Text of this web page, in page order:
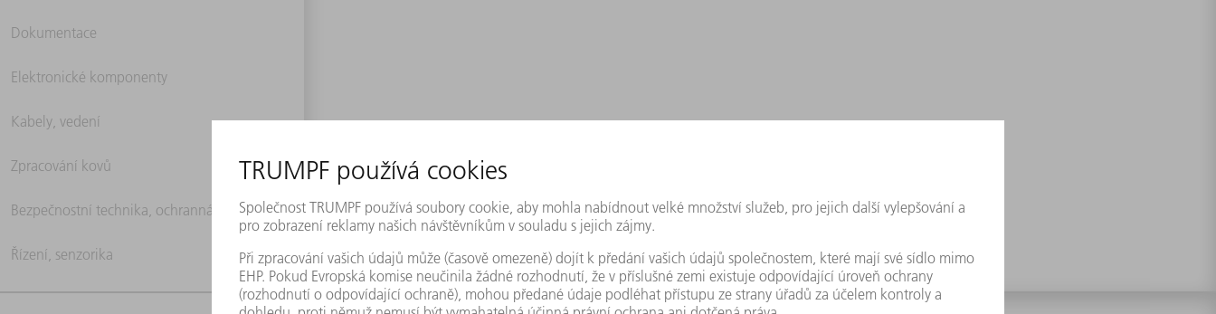
Dokumentace
Elektronické komponenty
Kabely, vedení
Zpracování kovů
Bezpečnostní technika, ochranná technika
Řízení, senzorika